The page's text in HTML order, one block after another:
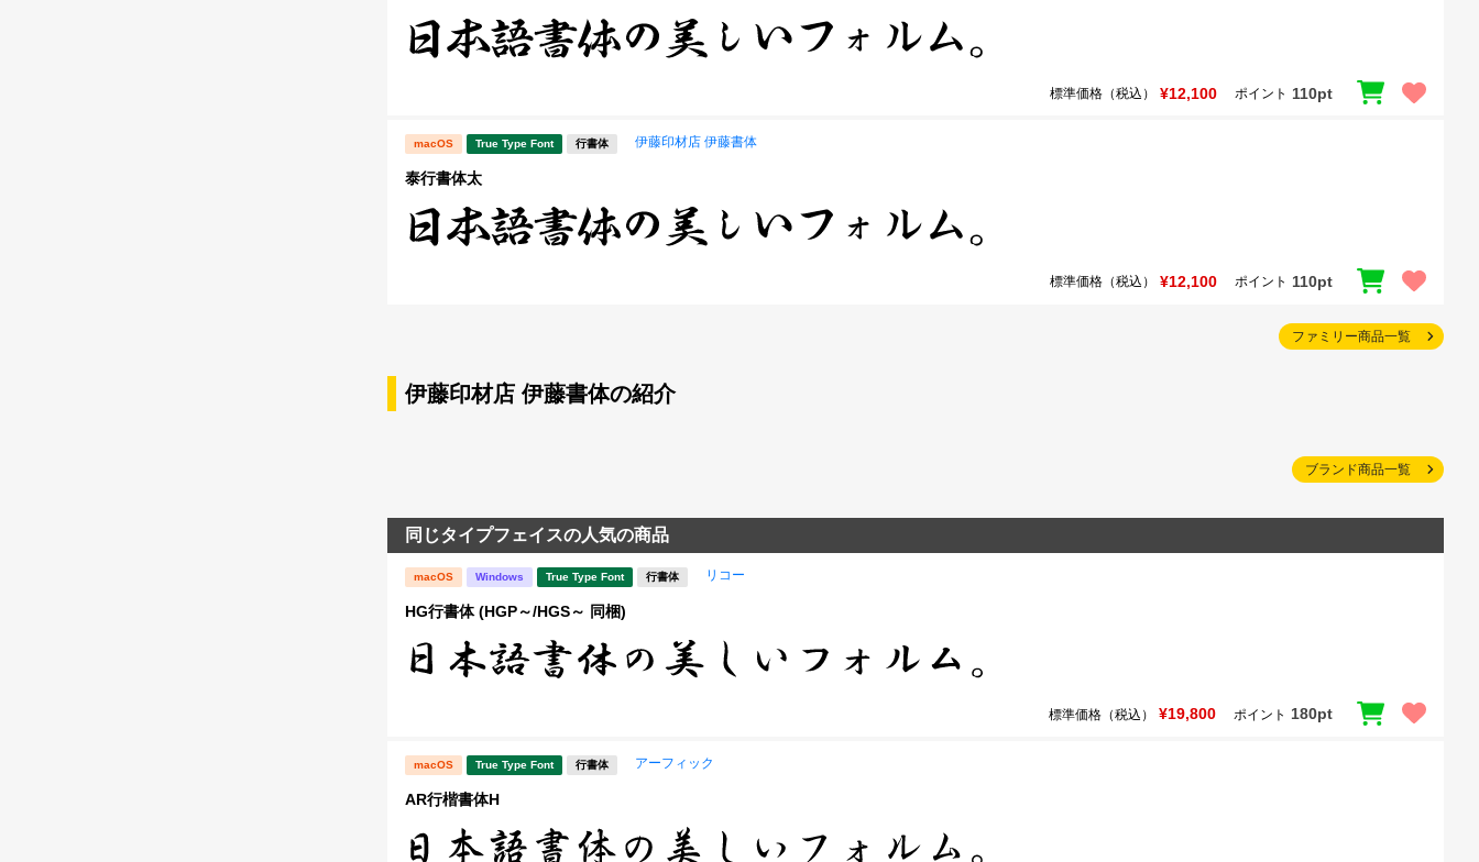
標準価格（税込） ¥12,100 ポイント 110pt
macOS True Type Font 行書体 伊藤印材店 伊藤書体
泰行書体太
標準価格（税込） ¥12,100 ポイント 110pt
ファミリー商品一覧
伊藤印材店 伊藤書体の紹介
ブランド商品一覧
同じタイプフェイスの人気の商品
macOS Windows True Type Font 行書体 リコー
HG行書体 (HGP～/HGS～ 同梱)
標準価格（税込） ¥19,800 ポイント 180pt
macOS True Type Font 行書体 アーフィック
AR行楷書体H